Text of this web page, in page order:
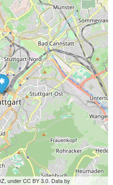
under CC BY 3.0. Data by